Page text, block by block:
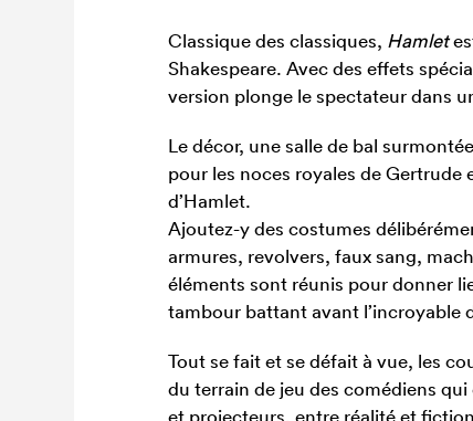
Classique des classiques, Hamlet
Shakespeare. Avec des effets
version plonge le spectateur dans
Le décor, une salle de bal
pour les noces royales de Gertrude
d’Hamlet.
Ajoutez-y des costumes
armures, revolvers, faux sang,
éléments sont réunis pour donner
tambour battant avant l’incroyable
Tout se fait et se défait à vue, les
du terrain de jeu des comédiens
et projecteurs, entre réalité et